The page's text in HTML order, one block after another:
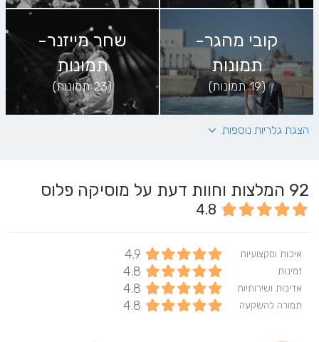
קובי מהגר-
תמונות
(19 תמונות)
שחר מייזנר-
תמונות
(23 תמונות)
(12 תמונות) (13 תמונות)
הצגת גלריות נוספות
92 המלצות וחוות דעת על מוסיקה פלוס
4.8
איכות ומקצועיות 4.9
זמינות 4.8
אדיבות ושירותיות 4.8
תמורה להשקעה 4.8